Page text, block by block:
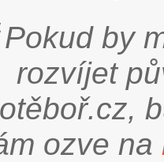
Pokud by
rozvíjet
ozve na